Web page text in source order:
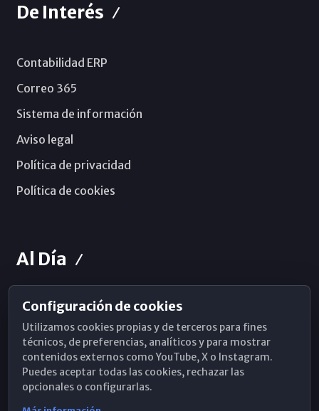
De Interés
Contabilidad ERP
Correo 365
Sistema de información
Aviso legal
Política de privacidad
Política de cookies
Al Día
Horarios de Misa
Hemeroteca
WhatsApp
Configuración de cookies
Utilizamos cookies propias y de terceros para fines
técnicos, de preferencias, analíticos y para mostrar
contenidos externos como YouTube, X o Instagram.
Puedes aceptar todas las cookies, rechazar las
opcionales o configurarlas.